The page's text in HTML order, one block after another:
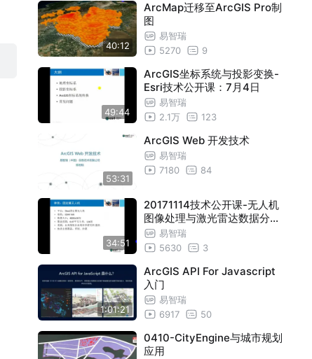
40:12
ArcMap迁移至ArcGIS Pro制
图
易智瑞
5270
9
49:44
ArcGIS坐标系统与投影变换-
Esri技术公开课：7月4日
易智瑞
2.1万
123
53:31
ArcGIS Web 开发技术
易智瑞
7180
84
34:51
20171114技术公开课-无人机
图像处理与激光雷达数据分析
技术与应用
易智瑞
5630
3
1:01:21
ArcGIS API For Javascript
入门
易智瑞
6917
50
0410-CityEngine与城市规划
应用